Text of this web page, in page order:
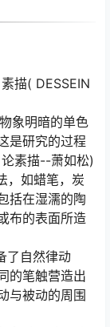
描( DESSEIN
象明暗的单色
是研究的过程
素描--萧如松)
，如蜡笔，炭
括在湿濡的陶
布的表面所造
了自然律动
的笔触营造出
与被动的周围